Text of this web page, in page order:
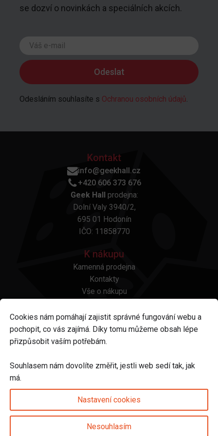
se dozví o novinkách a speciálních akcích.
Odesláním souhlasíte s Ochranou osobních údajů.
Kontakt
info@geekhall.cz
+420 606 373 676
Geek Hall prodejna:
Dolní Valy 3940/2,
695 01 Hodonín
IČO: 11858770
K nákupu
Kamenná prodejna
Kontakty
Vše o nákupu
Platba a doprava
Reklamace a vrácení
Obchodní podmínky
Odstoupení od smlouvy
Sledujte nás na
Cookies nám pomáhají zajistit správné fungování webu a
pochopit, co vás zajímá. Díky tomu můžeme obsah lépe
přizpůsobit vaším potřebám.
Souhlasem nám dovolíte změřit, jestli web sedí tak, jak
má.
Nastavení cookies
Nesouhlasím